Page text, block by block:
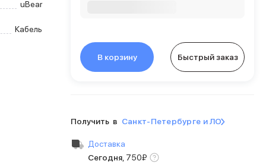
uBear
Кабель
В корзину Быстрый заказ
Получить в Санкт-Петербурге и ЛО
Доставка
Сегодня, 750₽